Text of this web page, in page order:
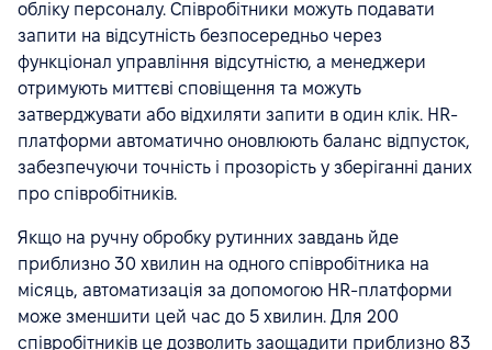
обліку персоналу. Співробітники можуть подавати
запити на відсутність безпосередньо через
функціонал управління відсутністю, а менеджери
отримують миттєві сповіщення та можуть
затверджувати або відхиляти запити в один клік. HR-
платформи автоматично оновлюють баланс відпусток,
забезпечуючи точність і прозорість у зберіганні даних
про співробітників.
Якщо на ручну обробку рутинних завдань йде
приблизно 30 хвилин на одного співробітника на
місяць, автоматизація за допомогою HR-платформи
може зменшити цей час до 5 хвилин. Для 200
співробітників це дозволить заощадити приблизно 83